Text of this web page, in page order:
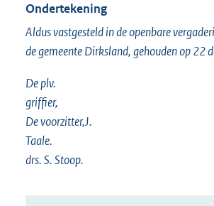
Ondertekening
Aldus vastgesteld in de openbare
de gemeente Dirksland, gehouden op 22
De plv.
De voorzitter,J.
drs. S. Stoop.